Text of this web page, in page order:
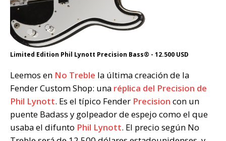
Limited Edition Phil Lynott Precision Bass® - 12.500 USD
Leemos en No Treble la última creación de la
Fender Custom Shop: una réplica del Precision de
Phil Lynott. Es el típico Fender Precision con un
puente Badass y golpeador de espejo como el que
usaba el difunto Phil Lynott. El precio según No